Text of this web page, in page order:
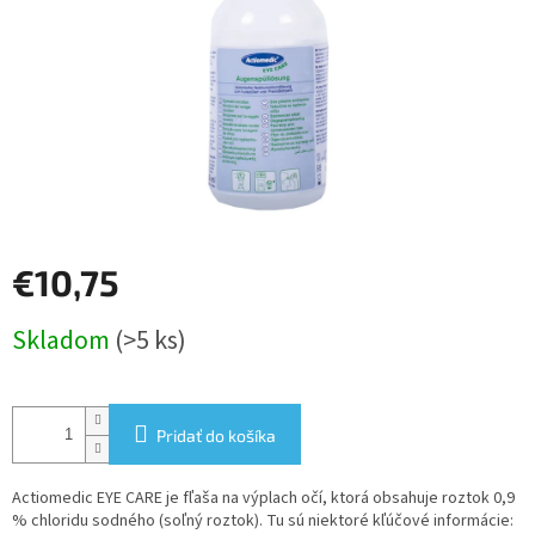
€10,75
cena:
Skladom (>5 ks)
Pridať do košíka
Actiomedic EYE CARE je fľaša na výplach očí, ktorá obsahuje roztok 0,9
% chloridu sodného (soľný roztok). Tu sú niektoré kľúčové informácie: